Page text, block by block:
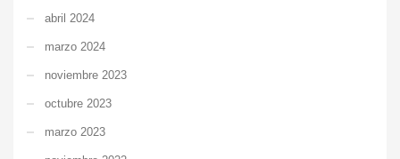
abril 2024
marzo 2024
noviembre 2023
octubre 2023
marzo 2023